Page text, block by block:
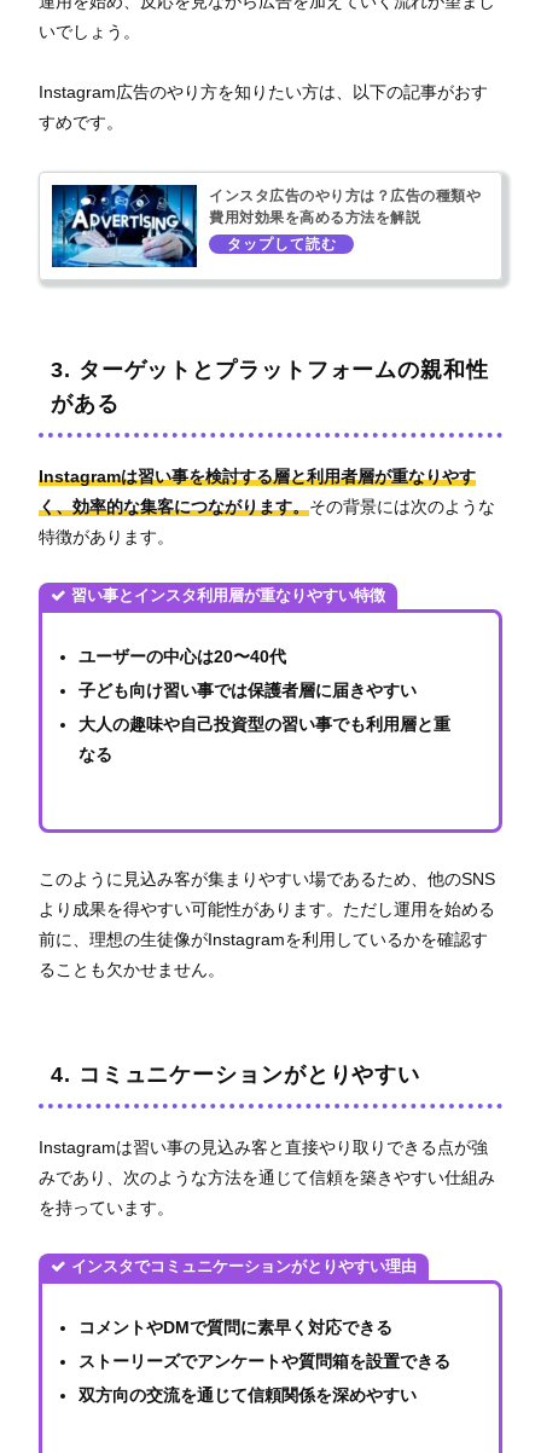
いでしょう。
Instagram広告のやり方を知りたい方は、以下の記事がおす
すめです。
インスタ広告のやり方は？広告の種類や
費用対効果を高める方法を解説
3. ターゲットとプラットフォームの親和性
がある
Instagramは習い事を検討する層と利用者層が重なりやす
く、効率的な集客につながります。その背景には次のような
特徴があります。
習い事とインスタ利用層が重なりやすい特徴
ユーザーの中心は20〜40代
子ども向け習い事では保護者層に届きやすい
大人の趣味や自己投資型の習い事でも利用層と重
なる
このように見込み客が集まりやすい場であるため、他のSNS
より成果を得やすい可能性があります。ただし運用を始める
前に、理想の生徒像がInstagramを利用しているかを確認す
ることも欠かせません。
4. コミュニケーションがとりやすい
Instagramは習い事の見込み客と直接やり取りできる点が強
みであり、次のような方法を通じて信頼を築きやすい仕組み
を持っています。
インスタでコミュニケーションがとりやすい理由
コメントやDMで質問に素早く対応できる
ストーリーズでアンケートや質問箱を設置できる
双方向の交流を通じて信頼関係を深めやすい